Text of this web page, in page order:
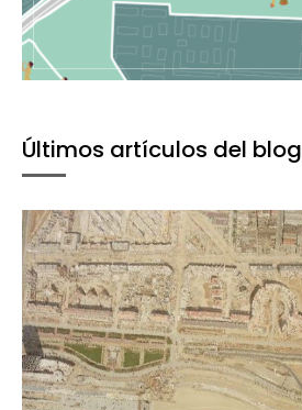
Últimos artículos del blog